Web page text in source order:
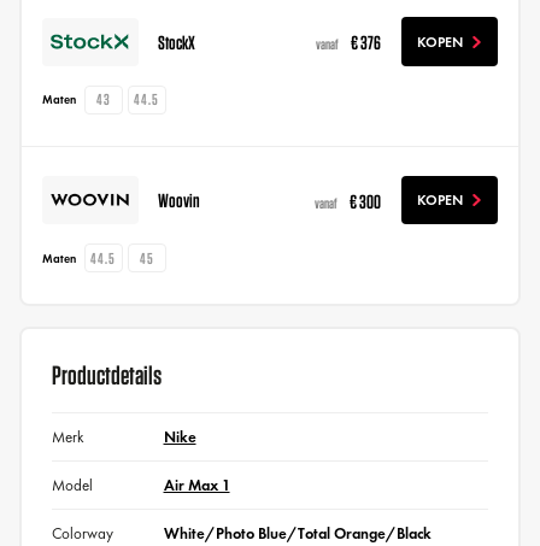
StockX vanaf € 376 KOPEN
Maten 43 44.5
Woovin vanaf € 300 KOPEN
Maten 44.5 45
Productdetails
Merk Nike
Model Air Max 1
Colorway White/Photo Blue/Total Orange/Black